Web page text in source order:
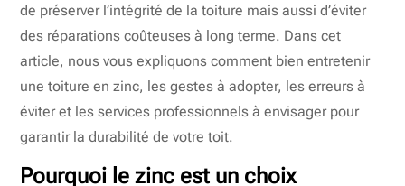
de préserver l’intégrité de la toiture mais aussi d’éviter
des réparations coûteuses à long terme. Dans cet
article, nous vous expliquons comment bien entretenir
une toiture en zinc, les gestes à adopter, les erreurs à
éviter et les services professionnels à envisager pour
garantir la durabilité de votre toit.
Pourquoi le zinc est un choix